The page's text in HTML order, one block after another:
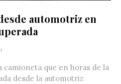
automotriz en
que en horas de la
desde la automotriz